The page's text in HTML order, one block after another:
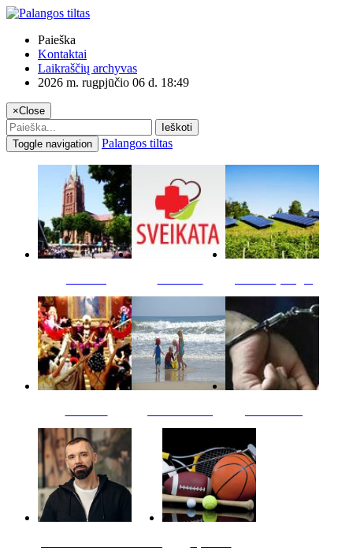
Paieška
Kontaktai
Laikraščių archyvas
2026 m. rugpjūčio 06 d. 18:49
×Close
Ieškoti
Toggle navigation
Palangos tiltas